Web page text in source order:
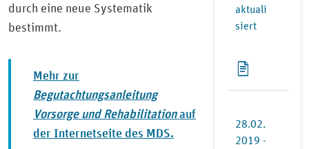
durch eine neue Systematik
bestimmt.
Mehr zur
Begutachtungsanleitung
Vorsorge und Rehabilitationauf
der Internetseite des MDS.
aktuali
siert
28.02.
2019 -